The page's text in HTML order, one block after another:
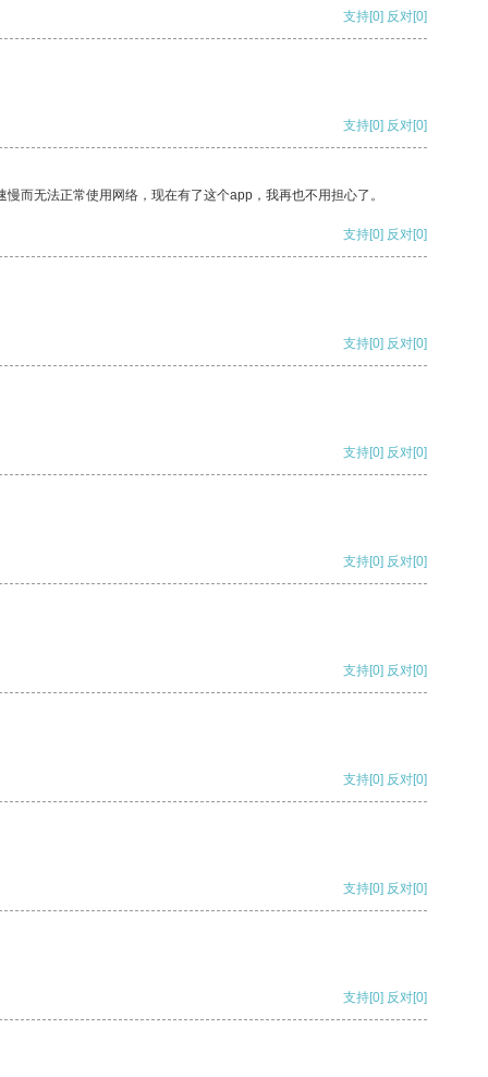
支持[0] 反对[0]
支持[0] 反对[0]
而无法正常使用网络，现在有了这个app，我再也不用担心了。
支持[0] 反对[0]
支持[0] 反对[0]
支持[0] 反对[0]
支持[0] 反对[0]
支持[0] 反对[0]
支持[0] 反对[0]
支持[0] 反对[0]
支持[0] 反对[0]